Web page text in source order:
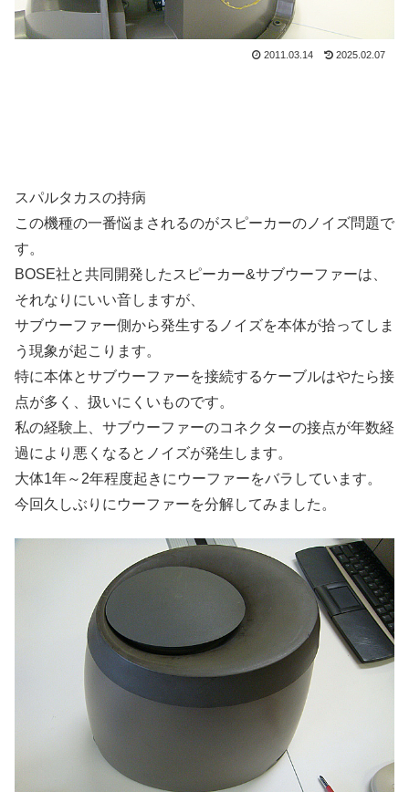
2011.03.14 2025.02.07
スパルタカスの持病
この機種の一番悩まされるのがスピーカーのノイズ問題で
す。
BOSE社と共同開発したスピーカー&サブウーファーは、
それなりにいい音しますが、
サブウーファー側から発生するノイズを本体が拾ってしま
う現象が起こります。
特に本体とサブウーファーを接続するケーブルはやたら接
点が多く、扱いにくいものです。
私の経験上、サブウーファーのコネクターの接点が年数経
過により悪くなるとノイズが発生します。
大体1年～2年程度起きにウーファーをバラしています。
今回久しぶりにウーファーを分解してみました。